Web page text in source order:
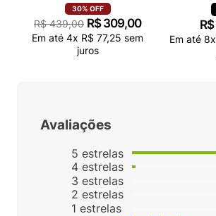
30% OFF
R$ 439,00 R$ 309,00
Em até 4x R$ 77,25 sem
juros
R$
Em até 8x
Avaliações
5 estrelas
4 estrelas
3 estrelas
2 estrelas
1 estrelas